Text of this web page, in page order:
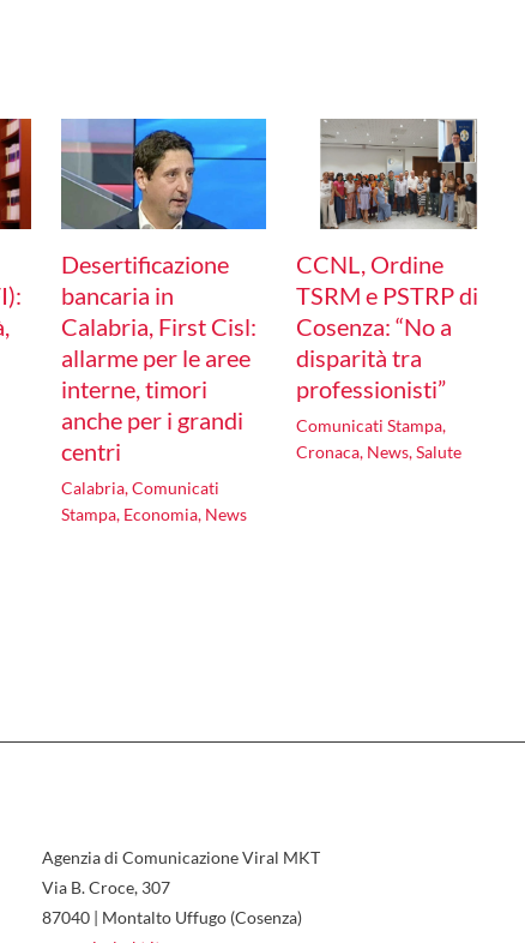
Desertificazione
bancaria in
Calabria, First Cisl:
allarme per le aree
interne, timori
anche per i grandi
centri
Calabria,Comunicati
Stampa, Economia, News
CCNL, Ordine
TSRM e PSTRP di
Cosenza: “No a
disparità tra
professionisti”
Comunicati Stampa,
Cronaca, News,Salute
Agenzia di Comunicazione Viral MKT
Via B. Croce, 307
87040 | Montalto Uffugo (Cosenza)